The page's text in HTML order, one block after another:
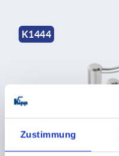
Zustimmung
K1444
Spannhebel Edelstahl